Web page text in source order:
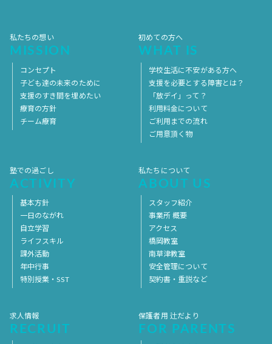
私たちの想い
MISSION
コンセプト
子ども達の未来のために
支援のすき間を埋めたい
療育の方針
チーム療育
初めての方へ
WHAT IS
学校生活に不安がある方へ
支援を必要とする障害とは？
「放デイ」って？
利用料金について
ご利用までの流れ
ご用意頂く物
塾での過ごし
ACTIVITY
基本方針
一日のながれ
自立学習
ライフスキル
課外活動
年中行事
特別授業・SST
私たちについて
ABOUT US
スタッフ紹介
事業所 概要
アクセス
橋岡教室
南草津教室
安全管理について
契約書・重説など
求人情報
RECRUIT
保護者用 辻だより
FOR PARENTS